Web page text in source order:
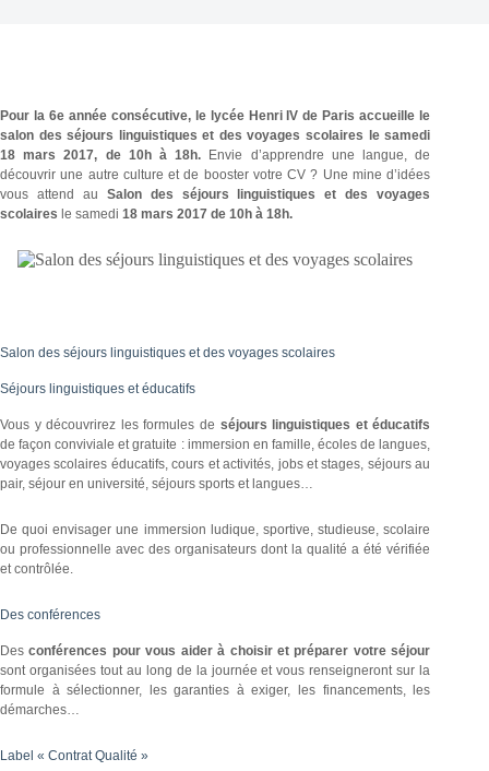
Pour la 6e année consécutive, le lycée Henri IV de Paris accueille le
salon des séjours linguistiques et des voyages scolaires le samedi
18 mars 2017, de 10h à 18h.
Envie d’apprendre une langue, de
découvrir une autre culture et de booster votre CV ? Une mine d’idées
vous attend au Salon des séjours linguistiques et des voyages
scolaires le samedi 18 mars 2017 de 10h à 18h.
Salon des séjours linguistiques et des voyages scolaires
Séjours linguistiques et éducatifs
Vous y découvrirez les formules de séjours linguistiques et éducatifs
de façon conviviale et gratuite : immersion en famille, écoles de langues,
voyages scolaires éducatifs, cours et activités, jobs et stages, séjours au
pair, séjour en université, séjours sports et langues…
De quoi envisager une immersion ludique, sportive, studieuse, scolaire
ou professionnelle avec des organisateurs dont la qualité a été vérifiée
et contrôlée.
Des conférences
Desconférences pour vous aider à choisir et préparer votre séjour
sont organisées tout au long de la journée et vous renseigneront sur la
formule à sélectionner, les garanties à exiger, les financements, les
démarches…
Label « Contrat Qualité »